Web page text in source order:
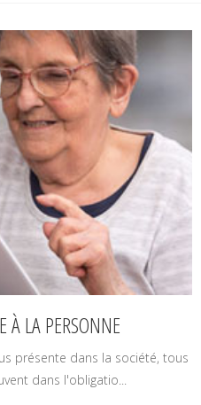
À LA PERSONNE
présente dans la société, tous
dans l'obligatio...